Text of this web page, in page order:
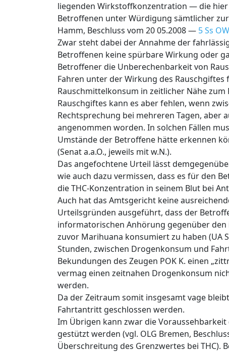
liegenden Wirkstoffkonzentration — die
Betroffenen unter Würdigung sämtlicher
Hamm, Beschluss vom 20 05.2008 — 5 Ss
Zwar steht dabei der Annahme der
Betroffenen keine spürbare Wirkung oder
Betroffener die Unberechenbarkeit von
Fahren unter der Wirkung des
Rauschmittelkonsum in zeitlicher Nähe
Rauschgiftes kann es aber fehlen, wenn
Rechtsprechung bei mehreren Tagen, aber
angenommen worden. In solchen Fällen
Umstände der Betroffene hätte erkennen
(Senat a.a.O., jeweils mit w.N.).
Das angefochtene Urteil lässt
wie auch dazu vermissen, dass es für den
die THC-Konzentration in seinem Blut bei
Auch hat das Amtsgericht keine
Urteilsgründen ausgeführt, dass der
informatorischen Anhörung gegenüber
zuvor Marihuana konsumiert zu haben (UA
Stunden, zwischen Drogenkonsum und
Bekundungen des Zeugen POK K. einen
vermag einen zeitnahen Drogenkonsum
werden.
Da der Zeitraum somit insgesamt vage
Fahrtantritt geschlossen werden.
Im Übrigen kann zwar die
gestützt werden (vgl. OLG Bremen,
Überschreitung des Grenzwertes bei THC).